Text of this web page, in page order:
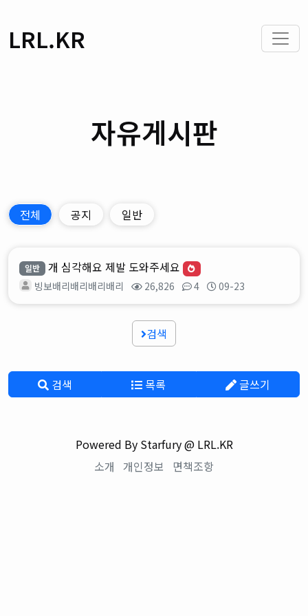
LRL.KR
자유게시판
전체 공지 일반
일반 개 심각해요 제발 도와주세요
빙보배리배리배리배리 26,826 4 09-23
검색
검색 목록 글쓰기
Powered By Starfury @ LRL.KR
소개 개인정보 면책조항